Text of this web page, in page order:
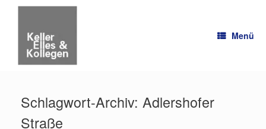
Menü
Schlagwort-Archiv: Adlershofer
Straße